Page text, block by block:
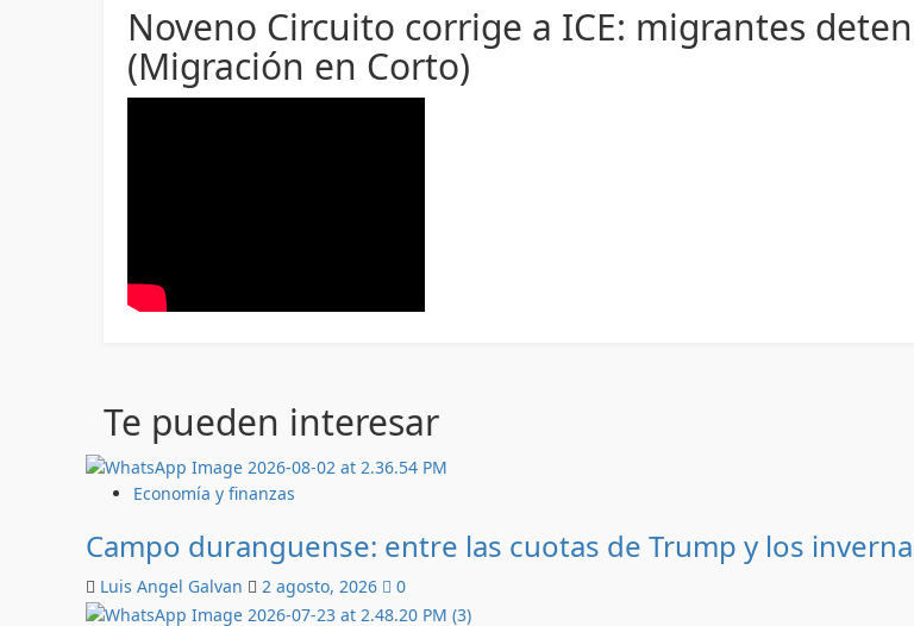
Noveno Circuito corrige a ICE: migrantes
(Migración en Corto)
Te pueden interesar
Economía y finanzas
Campo duranguense: entre las cuotas de Trump y los
Luis Angel Galvan 2 agosto, 2026 0